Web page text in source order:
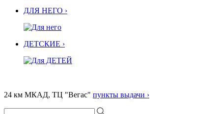
ДЛЯ НЕГО ›
ДЕТСКИЕ ›
24 км МКАД, ТЦ "Вегас" пункты выдачи ›